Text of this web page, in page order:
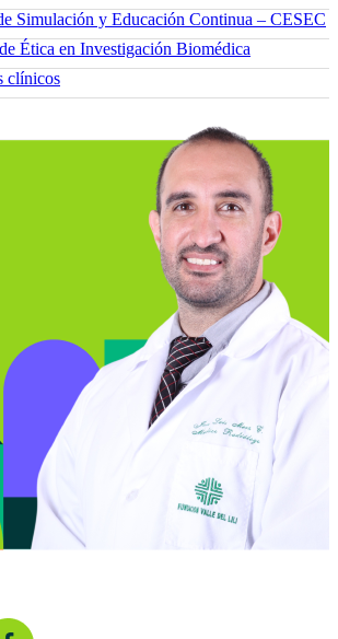
Simulación y Educación Continua – CESEC
Ética en Investigación Biomédica
clínicos